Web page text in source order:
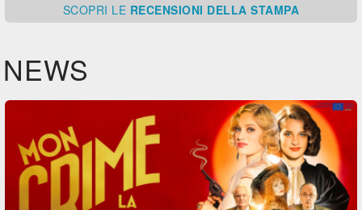
SCOPRI LE RECENSIONI DELLA STAMPA
NEWS